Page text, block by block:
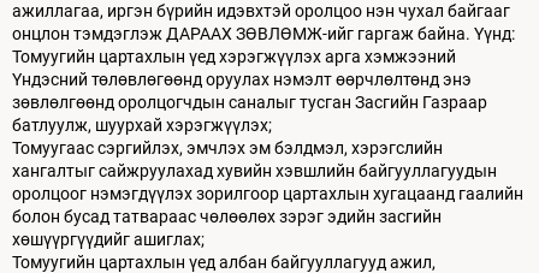
ажиллагаа, иргэн бүрийн идэвхтэй оролцоо нэн чухал байгааг
онцлон тэмдэглэж ДАРААХ ЗӨВЛӨМЖ-ийг гаргаж байна. Үүнд:
Томуугийн цартахлын үед хэрэгжүүлэх арга хэмжээний
Үндэсний төлөвлөгөөнд оруулах нэмэлт өөрчлөлтөнд энэ
зөвлөлгөөнд оролцогчдын саналыг тусган Засгийн Газраар
батлуулж, шуурхай хэрэгжүүлэх;
Томуугаас сэргийлэх, эмчлэх эм бэлдмэл, хэрэгслийн
хангалтыг сайжруулахад хувийн хэвшлийн байгууллагуудын
оролцоог нэмэгдүүлэх зорилгоор цартахлын хугацаанд гаалийн
болон бусад татвараас чөлөөлөх зэрэг эдийн засгийн
хөшүүргүүдийг ашиглах;
Томуугийн цартахлын үед албан байгууллагууд ажил,